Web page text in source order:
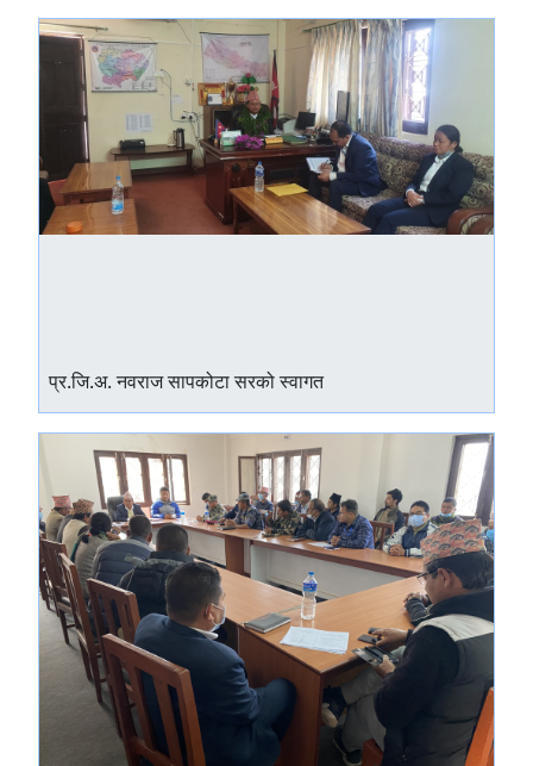
प्र.जि.अ. नवराज सापकोटा सरको स्वागत